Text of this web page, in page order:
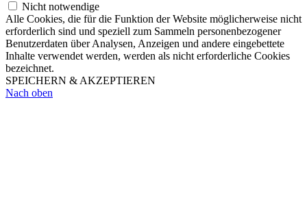
Nicht notwendige
Alle Cookies, die für die Funktion der Website möglicherweise nicht
erforderlich sind und speziell zum Sammeln personenbezogener
Benutzerdaten über Analysen, Anzeigen und andere eingebettete
Inhalte verwendet werden, werden als nicht erforderliche Cookies
bezeichnet.
SPEICHERN & AKZEPTIEREN
Nach oben